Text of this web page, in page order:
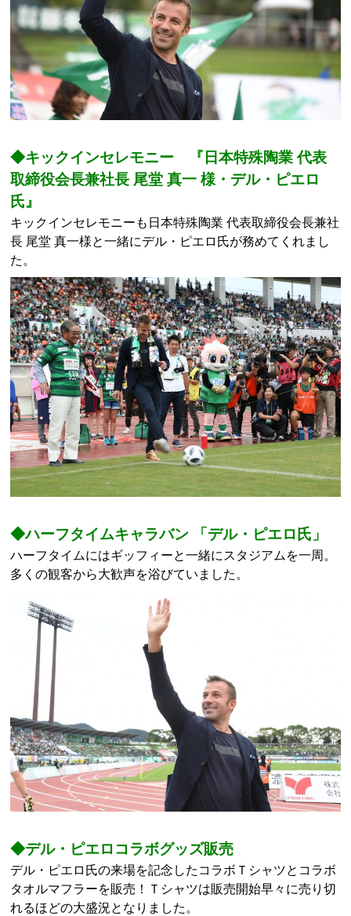
◆キックインセレモニー 『日本特殊陶業 代表
取締役会長兼社長 尾堂 真一 様・デル・ピエロ
氏』
キックインセレモニーも日本特殊陶業 代表取締役会長兼社
長 尾堂 真一様と一緒にデル・ピエロ氏が務めてくれまし
た。
◆ハーフタイムキャラバン 「デル・ピエロ氏」
ハーフタイムにはギッフィーと一緒にスタジアムを一周。
多くの観客から大歓声を浴びていました。
◆デル・ピエロコラボグッズ販売
デル・ピエロ氏の来場を記念したコラボＴシャツとコラボ
タオルマフラーを販売！Ｔシャツは販売開始早々に売り切
れるほどの大盛況となりました。